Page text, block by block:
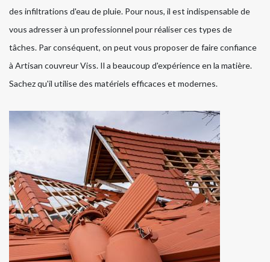
des infiltrations d'eau de pluie. Pour nous, il est indispensable de
vous adresser à un professionnel pour réaliser ces types de
tâches. Par conséquent, on peut vous proposer de faire confiance
à Artisan couvreur Viss. Il a beaucoup d'expérience en la matière.
Sachez qu'il utilise des matériels efficaces et modernes.